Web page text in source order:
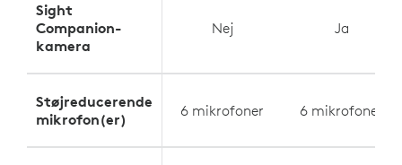
Sight
Companion-
kamera
Nej Ja
Støjreducerende
mikrofon(er)
6 mikrofoner 6 mikrofoner